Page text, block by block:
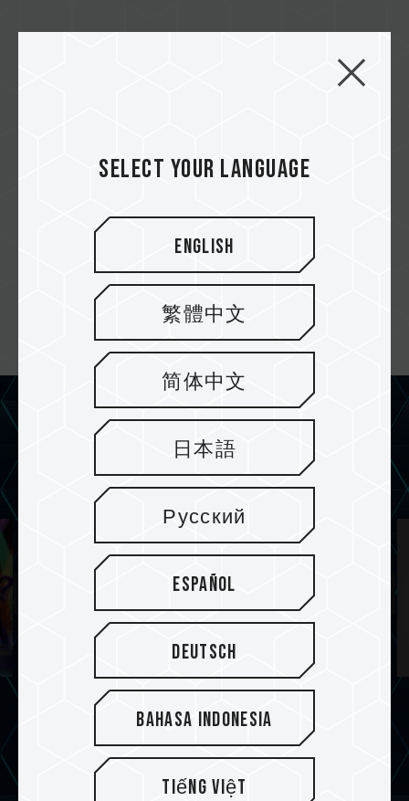
¿Steam pronto podría predecir
tus FPS? Por eso la RAM y el SSD...
A Steam poderá em breve prever
20.MAY.2026
Guía de actualización: ¿Qué
debería priorizar DRAM o SSD?
27.MAY.2026
NEW EVENTS
Xmas 2023
Select your language
English
繁體中文
简体中文
日本語
Русский
Español
Deutsch
Bahasa Indonesia
Tiếng Việt